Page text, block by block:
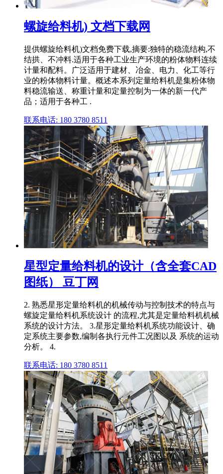
螺旋给料机) 文档下载网
提供螺旋给料机)文档免费下载,摘要:独特的稳流结构,不
结拱、不冲料.适用于各种工业生产环境的粉体物料连续
计量和配料。广泛适用于建材、冶金、电力、化工等行
业的粉体物料计量。概述本系列定量给料机是集粉体物
料稳流输送、称重计量和定量控制为一体的新一代产
品；适用于各种工 .
联系电话: 180 3780 8511
星型定量给料机的设计（含全套CAD
图纸） 豆丁网
2. 熟悉星形定量给料机的机械传动与控制技术的特点与
螺旋定量给料机系统设计 的流程,尤其是定量给料机机械
系统的设计方法。 3.星形定量给料机系统功能设计、确
定系统主要参数,编制各执行元件工况图以及 系统的运动
分析。 4.
联系电话: 180 3780 8511